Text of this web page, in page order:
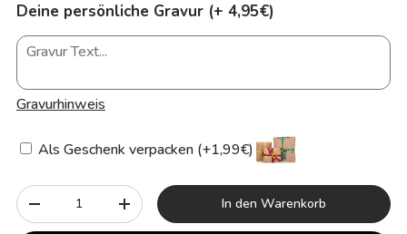
Deine persönliche Gravur (+ 4,95€)
Gravurhinweis
Als Geschenk verpacken (+1,99€)
Anzahl
-
+ In den Warenkorb